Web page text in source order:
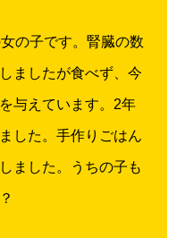
の子です。腎臓の数
ましたが食べず、今
与えています。2年
した。手作りごはん
ました。うちの子も